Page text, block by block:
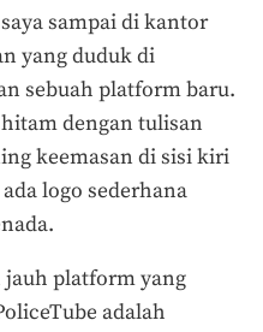
sampai di kantor
yang duduk di
sebuah platform baru.
dengan tulisan
keemasan di sisi kiri
logo sederhana
jauh platform yang
adalah